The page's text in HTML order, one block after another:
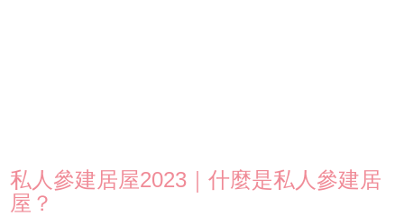
私人參建居屋2023｜什麼是私人參建居
屋？